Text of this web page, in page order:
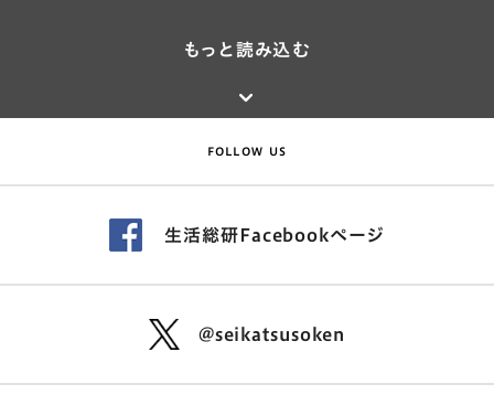
もっと読み込む
FOLLOW US
生活総研Facebookページ
@seikatsusoken